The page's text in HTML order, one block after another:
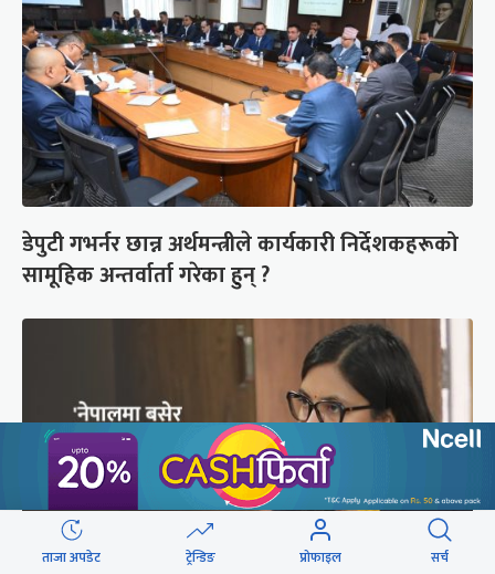
डेपुटी गभर्नर छान्न अर्थमन्त्रीले कार्यकारी निर्देशकहरूको
सामूहिक अन्तर्वार्ता गरेका हुन् ?
ताजा अपडेट ट्रेन्डिङ प्रोफाइल सर्च